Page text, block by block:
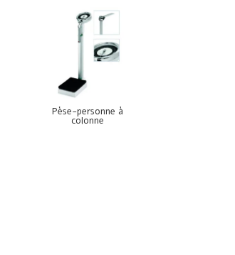
Pèse-personne à
colonne